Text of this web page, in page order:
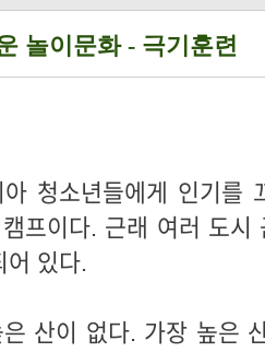
놀이문화 - 극기훈련
아 청소년들에게 인기를
프이다. 근래 여러 도시
어 있다.
은 산이 없다. 가장 높은